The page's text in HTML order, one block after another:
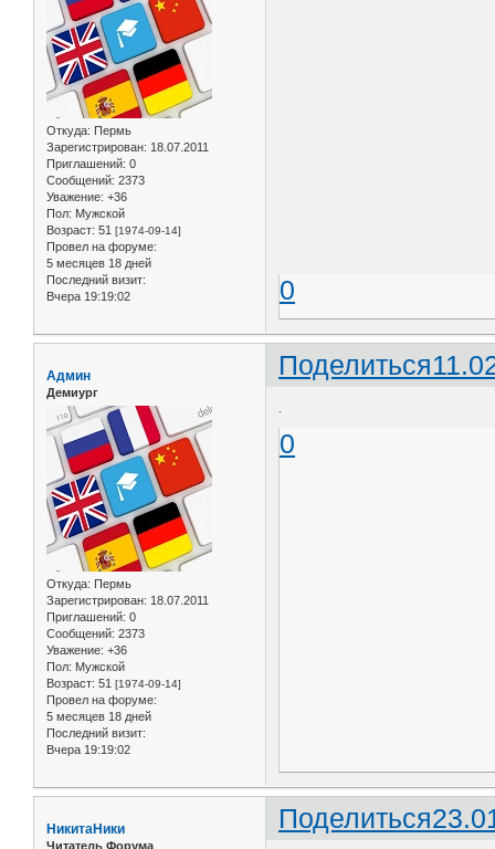
Откуда: Пермь
Зарегистрирован: 18.07.2011
Приглашений: 0
Сообщений: 2373
Уважение: +36
Пол: Мужской
Возраст: 51 [1974-09-14]
Провел на форуме:
5 месяцев 18 дней
Последний визит:
Вчера 19:19:02
0
Поделиться
Админ
Демиург
Откуда: Пермь
Зарегистрирован: 18.07.2011
Приглашений: 0
Сообщений: 2373
Уважение: +36
Пол: Мужской
Возраст: 51 [1974-09-14]
Провел на форуме:
5 месяцев 18 дней
Последний визит:
Вчера 19:19:02
0
Поделиться
НикитаНики
Читатель Форума